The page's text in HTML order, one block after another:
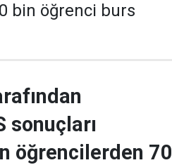
bin öğrenci burs
sonuçları
öğrencilerden 70